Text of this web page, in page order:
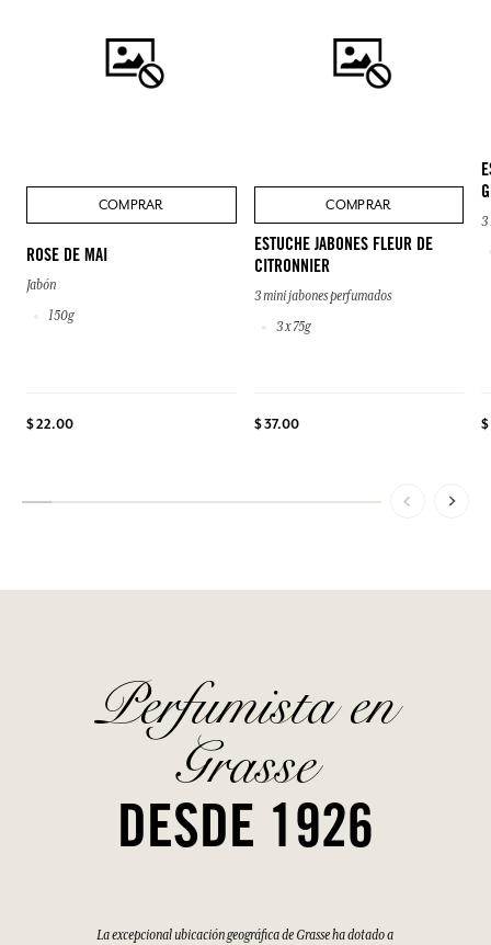
COMPRAR
ROSE DE MAI
Jabón
150g
$ 22.00
COMPRAR
ESTUCHE JABONES FLEUR DE
CITRONNIER
3 mini jabones perfumados
3 x 75g
$ 37.00
3
Perfumista en
Grasse
DESDE 1926
La excepcional ubicación geográfica de Grasse ha dotado a